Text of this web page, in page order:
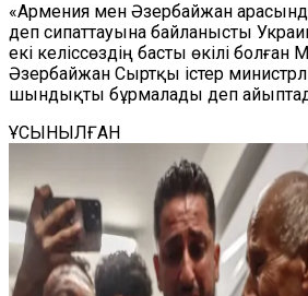
«Армения мен Әзербайжан
деп сипаттауына байланысты
екі келіссөздің басты өкілі болған
Әзербайжан Сыртқы істер
шындықты бұрмалады деп
ҰСЫНЫЛҒАН